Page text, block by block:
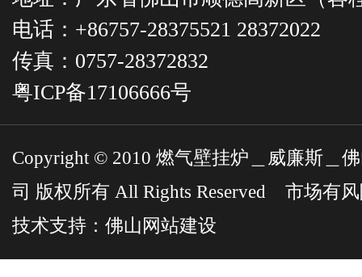
电话：+86757-28375521 28372022
传真：0757-28372832
粤ICP备17106666号
Copyright © 2010 燃气壁挂炉＿威廉斯＿
司 版权所有 All Rights Reserved 市场有
技术支持： 佛山网站建设